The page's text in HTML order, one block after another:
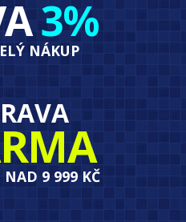
3%
NÁKUP
NAD 9 999 KČ